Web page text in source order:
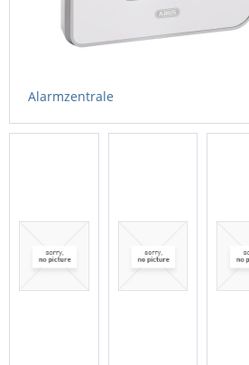
Alarmzentrale
Way unter Umständen nicht
Kompatibilitätslisteder Melder und